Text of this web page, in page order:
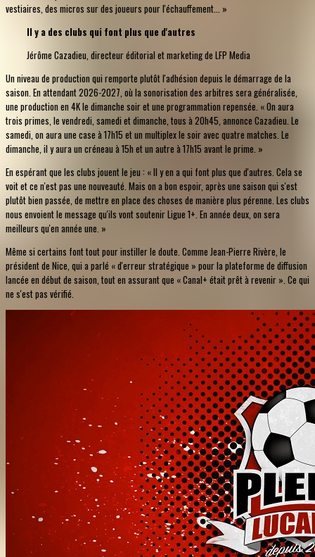
vestiaires, des micros sur des joueurs pour l'échauffement... »
Il y a des clubs qui font plus que d'autres
Jérôme Cazadieu, directeur éditorial et marketing de LFP Media
Un niveau de production qui remporte plutôt l'adhésion depuis le démarrage de la
saison. En attendant 2026-2027, où la sonorisation des arbitres sera généralisée,
une production en 4K le dimanche soir et une programmation repensée. « On aura
trois primes, le vendredi, samedi et dimanche, tous à 20h45, annonce Cazadieu. Le
samedi, on aura une case à 17h15 et un multiplex le soir avec quatre matches. Le
dimanche, il y aura un créneau à 15h et un autre à 17h15 avant le prime. »
En espérant que les clubs jouent le jeu : « Il y en a qui font plus que d'autres. Cela se
voit et ce n'est pas une nouveauté. Mais on a bon espoir, après une saison qui s'est
plutôt bien passée, de mettre en place des choses de manière plus pérenne. Les clubs
nous envoient le message qu'ils vont soutenir Ligue 1+. En année deux, on sera
meilleurs qu'en année une. »
Même si certains font tout pour instiller le doute. Comme Jean-Pierre Rivère, le
président de Nice, qui a parlé « d'erreur stratégique » pour la plateforme de diffusion
lancée en début de saison, tout en assurant que « Canal+ était prêt à revenir ». Ce qui
ne s'est pas vérifié.